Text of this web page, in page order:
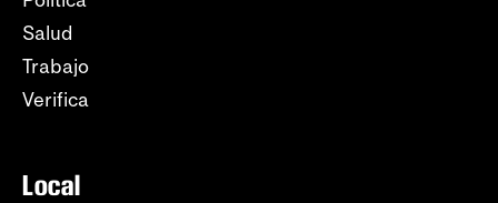
Salud
Trabajo
Verifica
Local